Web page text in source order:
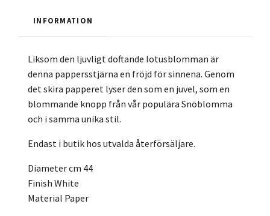
INFORMATION
Liksom den ljuvligt doftande lotusblomman är
denna pappersstjärna en fröjd för sinnena. Genom
det skira papperet lyser den som en juvel, som en
blommande knopp från vår populära Snöblomma
och i samma unika stil.
Endast i butik hos utvalda återförsäljare.
Diameter cm 44
Finish White
Material Paper